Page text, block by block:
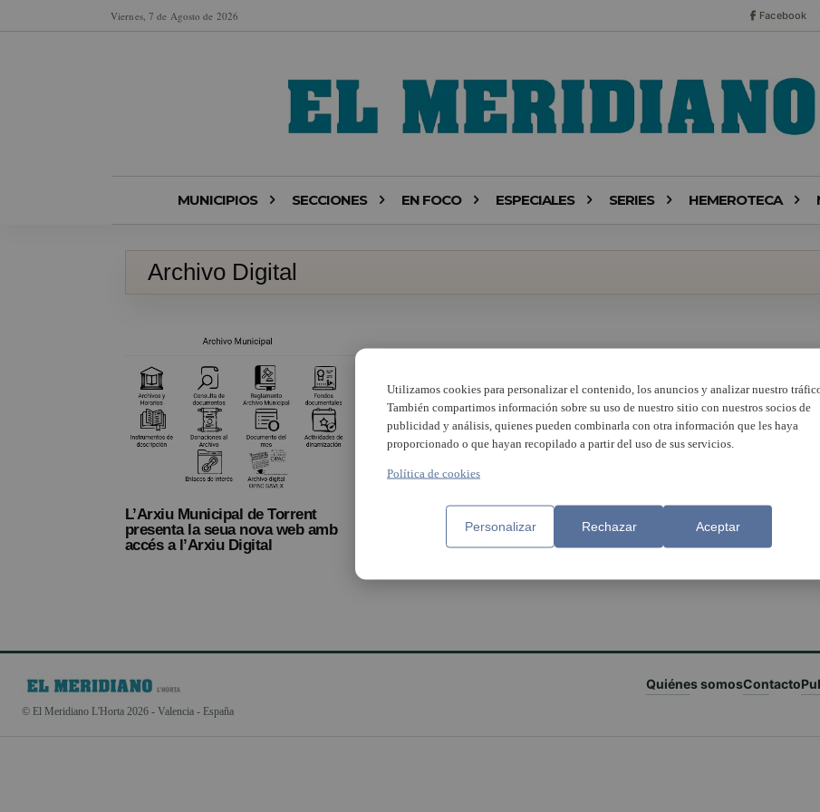
Viernes, 7 de Agosto de 2026 Facebook
MUNICIPIOS SECCIONES EN FOCO ESPECIALES SERIES HEMEROTECA
Archivo Digital
L’Arxiu Municipal de Torrent
presenta la seua nova web amb
accés a l’Arxiu Digital
© El Meridiano L'Horta 2026 - Valencia - España
Quiénes somosContacto
Utilizamos cookies para personalizar el contenido, los anuncios y analizar nuestro
También compartimos información sobre su uso de nuestro sitio con nuestros socios de
publicidad y análisis, quienes pueden combinarla con otra información que les haya
proporcionado o que hayan recopilado a partir del uso de sus servicios.
Política de cookies
Personalizar Rechazar Aceptar